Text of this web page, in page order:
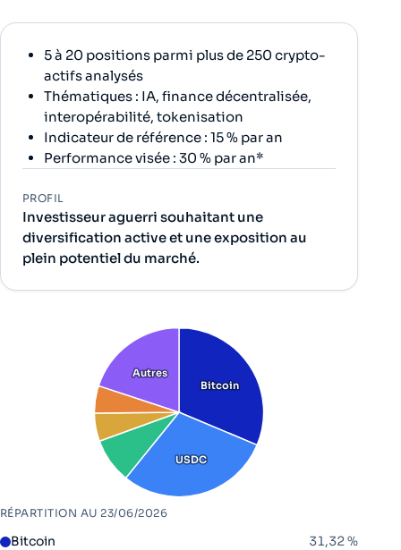
5 à 20 positions parmi plus de 250 crypto-
actifs analysés
Thématiques : IA, finance décentralisée,
interopérabilité, tokenisation
Indicateur de référence : 15 % par an
Performance visée : 30 % par an*
PROFIL
Investisseur aguerri souhaitant une
diversification active et une exposition au
plein potentiel du marché.
Bitcoin
USDC
Autres
RÉPARTITION AU 23/06/2026
Bitcoin
31,32 %